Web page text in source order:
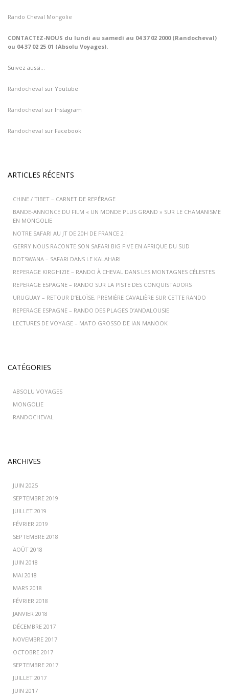
Rando Cheval Mongolie
CONTACTEZ-NOUS du lundi au samedi au 04 37 02 2000 (Randocheval)
ou 04 37 02 25 01 (Absolu Voyages).
Suivez aussi…
Randocheval sur Youtube
Randocheval sur Instagram
Randocheval sur Facebook
ARTICLES RÉCENTS
CHINE / TIBET – CARNET DE REPÉRAGE
BANDE-ANNONCE DU FILM « UN MONDE PLUS GRAND » SUR LE CHAMANISME
EN MONGOLIE
NOTRE SAFARI AU JT DE 20H DE FRANCE 2 !
GERRY NOUS RACONTE SON SAFARI BIG FIVE EN AFRIQUE DU SUD
BOTSWANA – SAFARI DANS LE KALAHARI
REPERAGE KIRGHIZIE – RANDO À CHEVAL DANS LES MONTAGNES CÉLESTES
REPERAGE ESPAGNE – RANDO SUR LA PISTE DES CONQUISTADORS
URUGUAY – RETOUR D’ELOÏSE, PREMIÈRE CAVALIÈRE SUR CETTE RANDO
REPERAGE ESPAGNE – RANDO DES PLAGES D’ANDALOUSIE
LECTURES DE VOYAGE – MATO GROSSO DE IAN MANOOK
CATÉGORIES
ABSOLU VOYAGES
MONGOLIE
RANDOCHEVAL
ARCHIVES
JUIN 2025
SEPTEMBRE 2019
JUILLET 2019
FÉVRIER 2019
SEPTEMBRE 2018
AOÛT 2018
JUIN 2018
MAI 2018
MARS 2018
FÉVRIER 2018
JANVIER 2018
DÉCEMBRE 2017
NOVEMBRE 2017
OCTOBRE 2017
SEPTEMBRE 2017
JUILLET 2017
JUIN 2017